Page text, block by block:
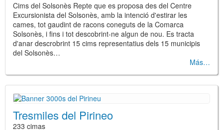
Cims del Solsonès Repte que es proposa des del Centre
Excursionista del Solsonès, amb la intenció d'estirar les
cames, tot gaudint de racons coneguts de la Comarca
Solsonès, i fins i tot descobrint-ne algun de nou. Es tracta
d'anar descrobrint 15 cims representatius dels 15 municipis
del Solsonès…
Más
Tresmiles del Pirineo
233 cimas